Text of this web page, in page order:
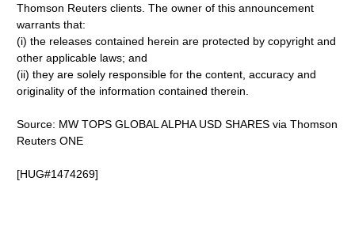
Thomson Reuters clients. The owner of this announcement
warrants that:
(i) the releases contained herein are protected by copyright and
other applicable laws; and
(ii) they are solely responsible for the content, accuracy and
originality of the information contained therein.
Source: MW TOPS GLOBAL ALPHA USD SHARES via Thomson
Reuters ONE
[HUG#1474269]